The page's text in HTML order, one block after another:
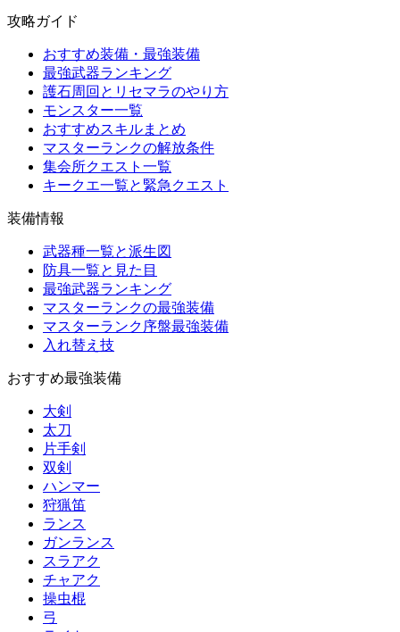
攻略ガイド
おすすめ装備・最強装備
最強武器ランキング
護石周回とリセマラのやり方
モンスター一覧
おすすめスキルまとめ
マスターランクの解放条件
集会所クエスト一覧
キークエ一覧と緊急クエスト
装備情報
武器種一覧と派生図
防具一覧と見た目
最強武器ランキング
マスターランクの最強装備
マスターランク序盤最強装備
入れ替え技
おすすめ最強装備
大剣
太刀
片手剣
双剣
ハンマー
狩猟笛
ランス
ガンランス
スラアク
チャアク
操虫棍
弓